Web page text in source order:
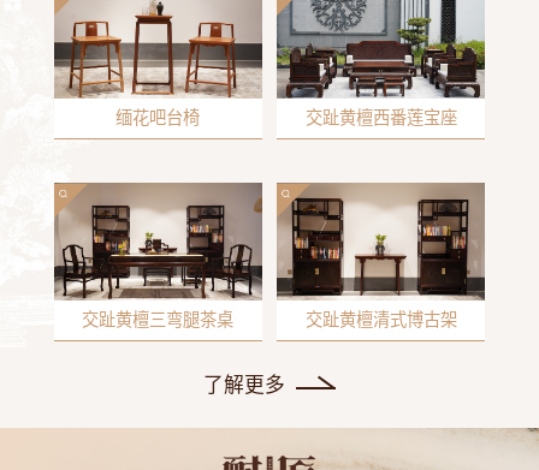
缅花吧台椅 交趾黄檀西番莲宝座
交趾黄檀三弯腿茶桌 交趾黄檀清式博古架
了解更多